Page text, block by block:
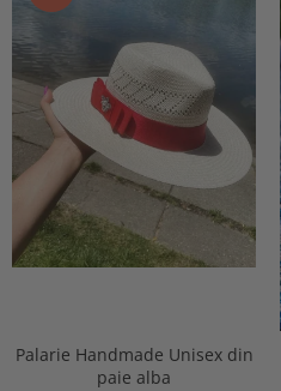
Palarie Handmade Unisex din
paie alba